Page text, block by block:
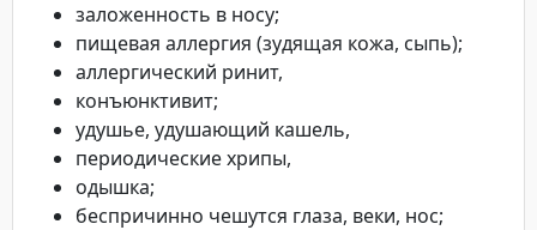
заложенность в носу;
пищевая аллергия (зудящая кожа, сыпь);
аллергический ринит,
конъюнктивит;
удушье, удушающий кашель,
периодические хрипы,
одышка;
беспричинно чешутся глаза, веки, нос;